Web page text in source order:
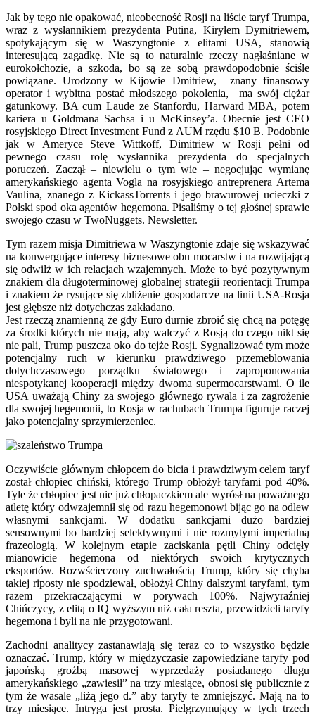
Jak by tego nie opakować, nieobecność Rosji na liście taryf Trumpa,
wraz z wysłannikiem prezydenta Putina, Kiryłem Dymitriewem,
spotykającym się w Waszyngtonie z elitami USA, stanowią
interesującą zagadkę. Nie są to naturalnie rzeczy nagłaśniane w
eurokołchozie, a szkoda, bo są ze sobą prawdopodobnie ściśle
powiązane. Urodzony w Kijowie Dmitriew, znany finansowy
operator i wybitna postać młodszego pokolenia, ma swój ciężar
gatunkowy. BA cum Laude ze Stanfordu, Harward MBA, potem
kariera u Goldmana Sachsa i u McKinsey’a. Obecnie jest CEO
rosyjskiego Direct Investment Fund z AUM rzędu $10 B. Podobnie
jak w Ameryce Steve Wittkoff, Dimitriew w Rosji pełni od
pewnego czasu rolę wysłannika prezydenta do specjalnych
poruczeń. Zaczął – niewielu o tym wie – negocjując wymianę
amerykańskiego agenta Vogla na rosyjskiego antreprenera Artema
Vaulina, znanego z KickassTorrents i jego brawurowej ucieczki z
Polski spod oka agentów hegemona. Pisaliśmy o tej głośnej sprawie
swojego czasu w TwoNuggets. Newsletter.
Tym razem misja Dimitriewa w Waszyngtonie zdaje się wskazywać
na konwergujące interesy biznesowe obu mocarstw i na rozwijającą
się odwilż w ich relacjach wzajemnych. Może to być pozytywnym
znakiem dla długoterminowej globalnej strategii reorientacji Trumpa
i znakiem że rysujące się zbliżenie gospodarcze na linii USA-Rosja
jest głębsze niż dotychczas zakładano.
Jest rzeczą znamienną że gdy Euro durnie zbroić się chcą na potęgę
za środki których nie mają, aby walczyć z Rosją do czego nikt się
nie pali, Trump puszcza oko do tejże Rosji. Sygnalizować tym może
potencjalny ruch w kierunku prawdziwego przemeblowania
dotychczasowego porządku światowego i zaproponowania
niespotykanej kooperacji między dwoma supermocarstwami. O ile
USA uważają Chiny za swojego głównego rywala i za zagrożenie
dla swojej hegemonii, to Rosja w rachubach Trumpa figuruje raczej
jako potencjalny sprzymierzeniec.
Oczywiście głównym chłopcem do bicia i prawdziwym celem taryf
został chłopiec chiński, którego Trump obłożył taryfami pod 40%.
Tyle że chłopiec jest nie już chłopaczkiem ale wyrósł na poważnego
atletę który odwzajemnił się od razu hegemonowi bijąc go na odlew
własnymi sankcjami. W dodatku sankcjami dużo bardziej
sensownymi bo bardziej selektywnymi i nie rozmytymi imperialną
frazeologią. W kolejnym etapie zaciskania pętli Chiny odcięły
mianowicie hegemona od niektórych swoich krytycznych
eksportów. Rozwścieczony zuchwałością Trump, który się chyba
takiej riposty nie spodziewał, obłożył Chiny dalszymi taryfami, tym
razem przekraczającymi w porywach 100%. Najwyraźniej
Chińczycy, z elitą o IQ wyższym niż cała reszta, przewidzieli taryfy
hegemona i byli na nie przygotowani.
Zachodni analitycy zastanawiają się teraz co to wszystko będzie
oznaczać. Trump, który w międzyczasie zapowiedziane taryfy pod
japońską groźbą masowej wyprzedaży posiadanego długu
amerykańskiego „zawiesił” na trzy miesiące, obnosi się publicznie z
tym że wasale „liżą jego d.” aby taryfy te zmniejszyć. Mają na to
trzy miesiące. Intryga jest prosta. Pielgrzymujący w tych trzech